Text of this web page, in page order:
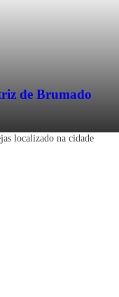
de Brumado
localizado na cidade